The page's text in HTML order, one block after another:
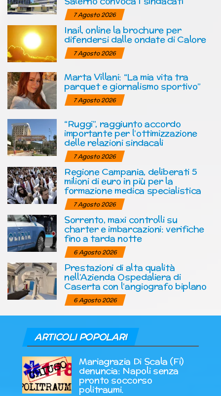
7 Agosto 2026
Inail, online la brochure per
difendersi dalle ondate di Calore
7 Agosto 2026
Marta Villani: “La mia vita tra
parquet e giornalismo sportivo”
7 Agosto 2026
“Ruggi”, raggiunto accordo
importante per l’ottimizzazione
delle relazioni sindacali
7 Agosto 2026
Regione Campania, deliberati 5
milioni di euro in più per la
formazione medica specialistica
7 Agosto 2026
Sorrento, maxi controlli su
charter e imbarcazioni: verifiche
fino a tarda notte
6 Agosto 2026
Prestazioni di alta qualità
nell’Azienda Ospedaliera di
Caserta con l’angiografo biplano
6 Agosto 2026
ARTICOLI POPOLARI
Mariagrazia Di Scala (Fi)
denuncia: Napoli senza
pronto soccorso
politraumi.